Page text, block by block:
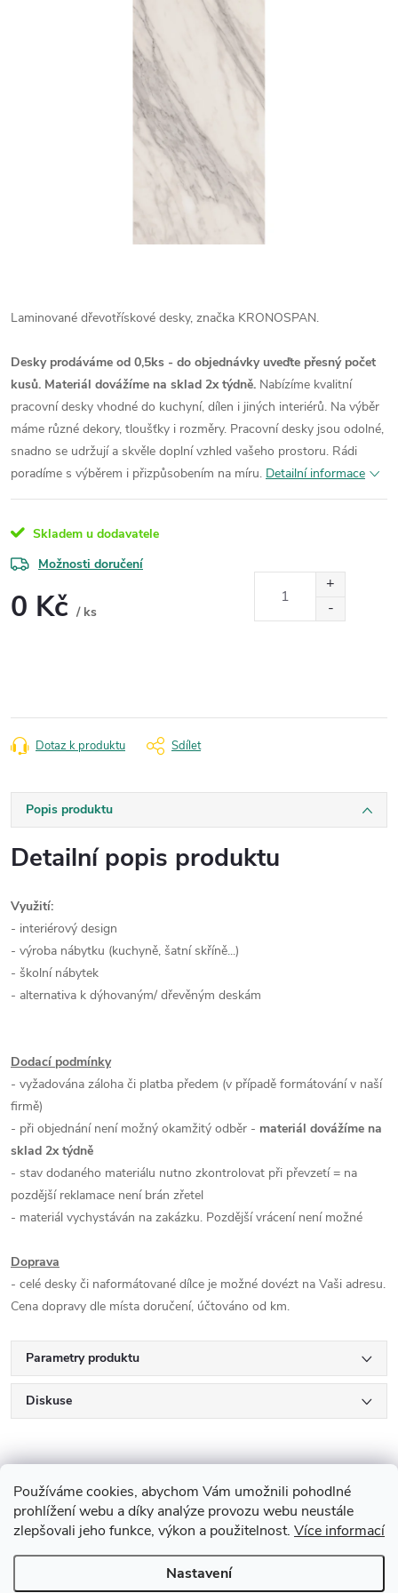
Používáme cookies, abychom Vám umožnili pohodlné
prohlížení webu a díky analýze provozu webu neustále
zlepšovali jeho funkce, výkon a použitelnost. Více informací
Nastavení
Laminované dřevotřískové desky, značka KRONOSPAN.
Desky prodáváme od 0,5ks - do objednávky uveďte přesný počet
kusů. Materiál dovážíme na sklad 2x týdně. Nabízíme kvalitní
pracovní desky vhodné do kuchyní, dílen i jiných interiérů. Na výběr
máme různé dekory, tloušťky i rozměry. Pracovní desky jsou odolné,
snadno se udržují a skvěle doplní vzhled vašeho prostoru. Rádi
poradíme s výběrem i přizpůsobením na míru. Detailní informace
Skladem u dodavatele
Možnosti doručení
0 Kč / ks
Dotaz k produktu Sdílet
Popis produktu
Detailní popis produktu
Využití:
- interiérový design
- výroba nábytku (kuchyně, šatní skříně...)
- školní nábytek
- alternativa k dýhovaným/ dřevěným deskám
Dodací podmínky
- vyžadována záloha či platba předem (v případě formátování v naší
firmě)
- při objednání není možný okamžitý odběr - materiál dovážíme na
sklad 2x týdně
- stav dodaného materiálu nutno zkontrolovat při převzetí = na
pozdější reklamace není brán zřetel
- materiál vychystáván na zakázku. Pozdější vrácení není možné
Doprava
- celé desky či naformátované dílce je možné dovézt na Vaši adresu.
Cena dopravy dle místa doručení, účtováno od km.
Parametry produktu
Diskuse
Z
Drevobis Horoměřice. Všechna práva vyhrazena.